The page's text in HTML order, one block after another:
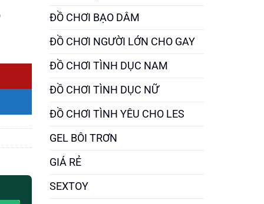
ĐỒ CHƠI BẠO DÂM
ĐỒ CHƠI NGƯỜI LỚN CHO GAY
ĐỒ CHƠI TÌNH DỤC NAM
ĐỒ CHƠI TÌNH DỤC NỮ
ĐỒ CHƠI TÌNH YÊU CHO LES
GEL BÔI TRƠN
GIÁ RẺ
SEXTOY